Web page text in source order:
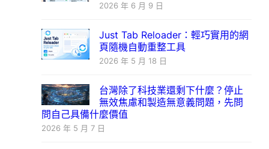
2026 年 6 月 9 日
Just Tab Reloader：輕巧實用的網
頁隨機自動重整工具
2026 年 5 月 18 日
台灣除了科技業還剩下什麼？停止
無效焦慮和製造無意義問題，先問
問自己具備什麼價值
2026 年 5 月 7 日